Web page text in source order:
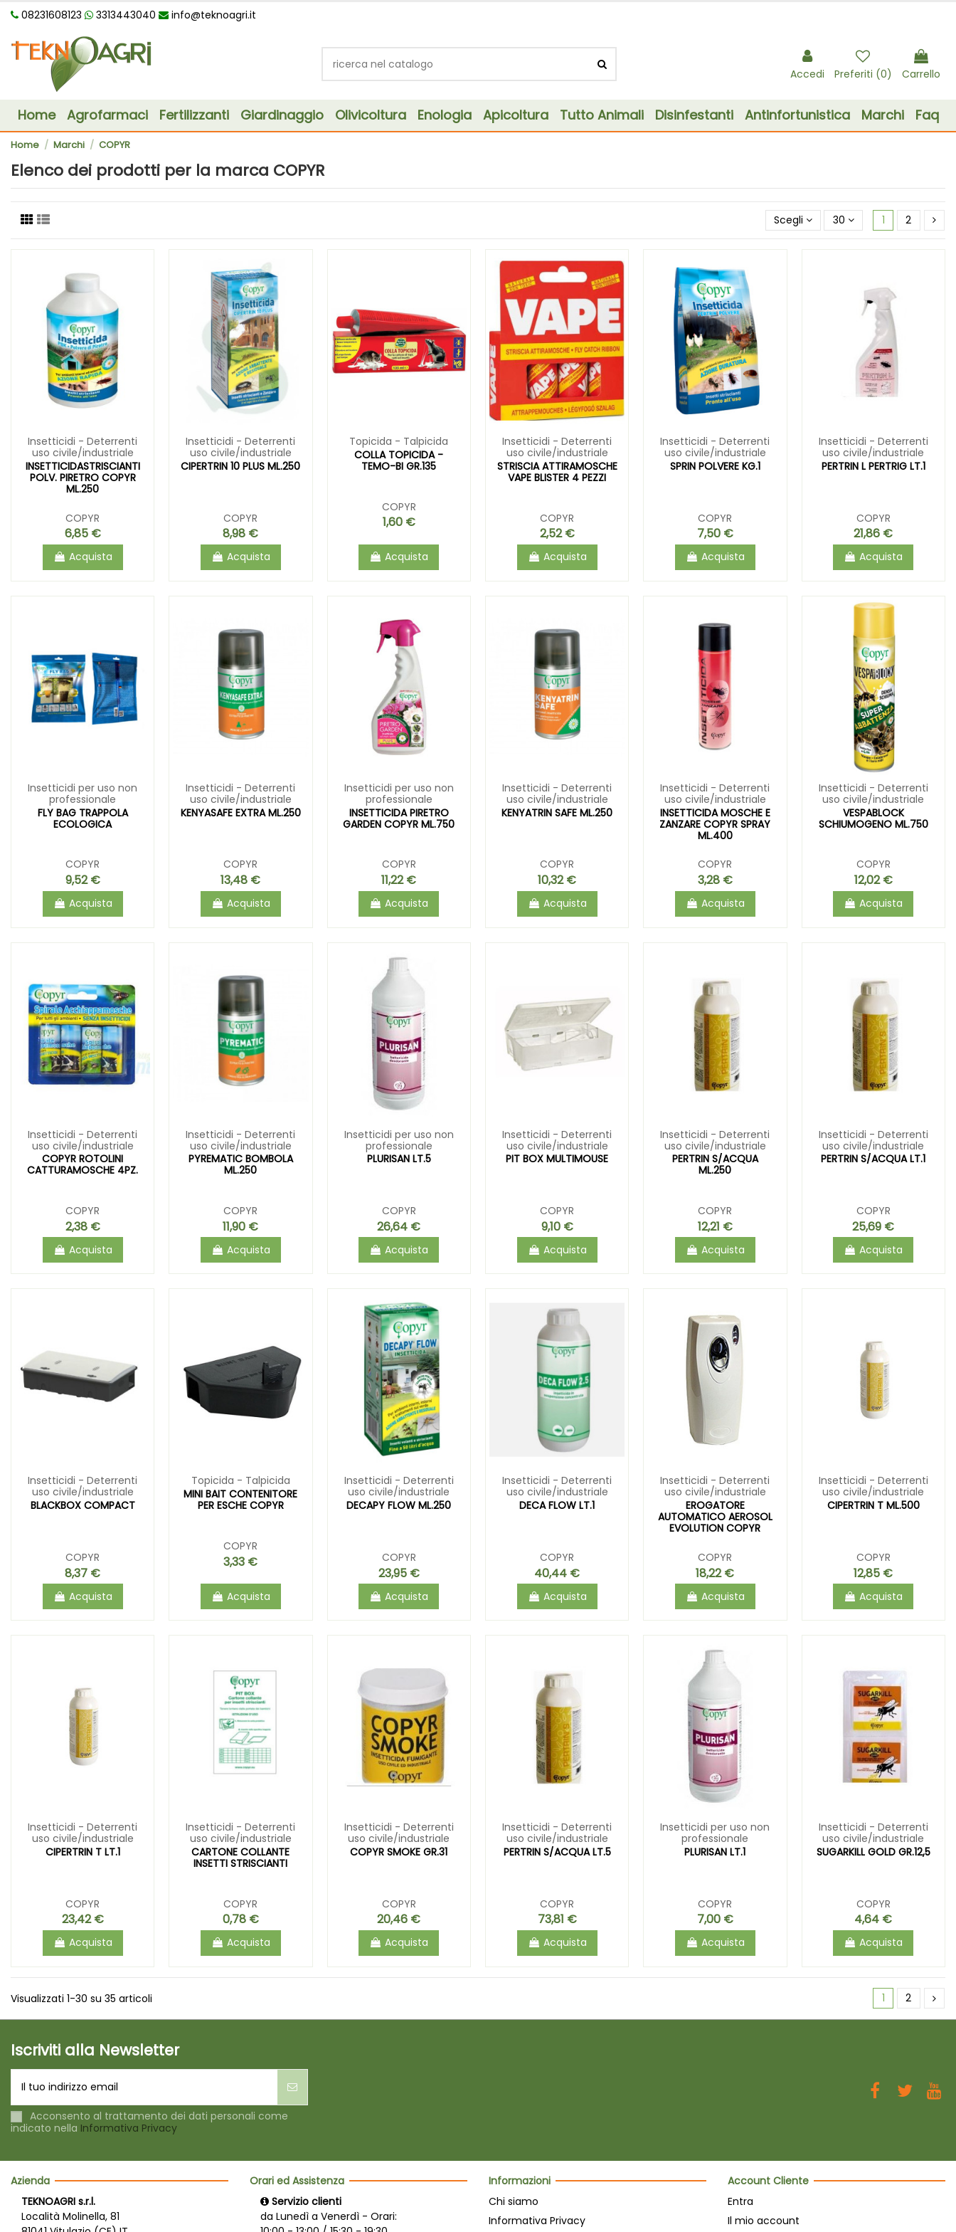
08231608123 3313443040 info@teknoagri.it
Accedi Preferiti (0) Carrello
Home Agrofarmaci Fertilizzanti Giardinaggio Olivicoltura Enologia Apicoltura Tutto Animali Disinfestanti Antinfortunistica Marchi Faq
Home Marchi COPYR
Elenco dei prodotti per la marca COPYR
Scegli 30 1 2
Insetticidi - Deterrenti
uso civile/industriale
INSETTICIDASTRISCIANTI
POLV. PIRETRO COPYR
ML.250
COPYR
6,85 €
Acquista
Insetticidi - Deterrenti
uso civile/industriale
CIPERTRIN 10 PLUS ML.250
COPYR
8,98 €
Acquista
Topicida - Talpicida
COLLA TOPICIDA -
TEMO-BI GR.135
COPYR
1,60 €
Acquista
Insetticidi - Deterrenti
uso civile/industriale
STRISCIA ATTIRAMOSCHE
VAPE BLISTER 4 PEZZI
COPYR
2,52 €
Acquista
Insetticidi - Deterrenti
uso civile/industriale
SPRIN POLVERE KG.1
COPYR
7,50 €
Acquista
Insetticidi - Deterrenti
uso civile/industriale
PERTRIN L PERTRIG LT.1
COPYR
21,86 €
Acquista
Insetticidi per uso non
professionale
FLY BAG TRAPPOLA
ECOLOGICA
COPYR
9,52 €
Acquista
Insetticidi - Deterrenti
uso civile/industriale
KENYASAFE EXTRA ML.250
COPYR
13,48 €
Acquista
Insetticidi per uso non
professionale
INSETTICIDA PIRETRO
GARDEN COPYR ML.750
COPYR
11,22 €
Acquista
Insetticidi - Deterrenti
uso civile/industriale
KENYATRIN SAFE ML.250
COPYR
10,32 €
Acquista
Insetticidi - Deterrenti
uso civile/industriale
INSETTICIDA MOSCHE E
ZANZARE COPYR SPRAY
ML.400
COPYR
3,28 €
Acquista
Insetticidi - Deterrenti
uso civile/industriale
VESPABLOCK
SCHIUMOGENO ML.750
COPYR
12,02 €
Acquista
Insetticidi - Deterrenti
uso civile/industriale
COPYR ROTOLINI
CATTURAMOSCHE 4PZ.
COPYR
2,38 €
Acquista
Insetticidi - Deterrenti
uso civile/industriale
PYREMATIC BOMBOLA
ML.250
COPYR
11,90 €
Acquista
Insetticidi per uso non
professionale
PLURISAN LT.5
COPYR
26,64 €
Acquista
Insetticidi - Deterrenti
uso civile/industriale
PIT BOX MULTIMOUSE
COPYR
9,10 €
Acquista
Insetticidi - Deterrenti
uso civile/industriale
PERTRIN S/ACQUA
ML.250
COPYR
12,21 €
Acquista
Insetticidi - Deterrenti
uso civile/industriale
PERTRIN S/ACQUA LT.1
COPYR
25,69 €
Acquista
Insetticidi - Deterrenti
uso civile/industriale
BLACKBOX COMPACT
COPYR
8,37 €
Acquista
Topicida - Talpicida
MINI BAIT CONTENITORE
PER ESCHE COPYR
COPYR
3,33 €
Acquista
Insetticidi - Deterrenti
uso civile/industriale
DECAPY FLOW ML.250
COPYR
23,95 €
Acquista
Insetticidi - Deterrenti
uso civile/industriale
DECA FLOW LT.1
COPYR
40,44 €
Acquista
Insetticidi - Deterrenti
uso civile/industriale
EROGATORE
AUTOMATICO AEROSOL
EVOLUTION COPYR
COPYR
18,22 €
Acquista
Insetticidi - Deterrenti
uso civile/industriale
CIPERTRIN T ML.500
COPYR
12,85 €
Acquista
Insetticidi - Deterrenti
uso civile/industriale
CIPERTRIN T LT.1
COPYR
23,42 €
Acquista
Insetticidi - Deterrenti
uso civile/industriale
CARTONE COLLANTE
INSETTI STRISCIANTI
COPYR
0,78 €
Acquista
Insetticidi - Deterrenti
uso civile/industriale
COPYR SMOKE GR.31
COPYR
20,46 €
Acquista
Insetticidi - Deterrenti
uso civile/industriale
PERTRIN S/ACQUA LT.5
COPYR
73,81 €
Acquista
Insetticidi per uso non
professionale
PLURISAN LT.1
COPYR
7,00 €
Acquista
Insetticidi - Deterrenti
uso civile/industriale
SUGARKILL GOLD GR.12,5
COPYR
4,64 €
Acquista
Visualizzati 1-30 su 35 articoli 1 2
Iscriviti alla Newsletter
Acconsento al trattamento dei dati personali come
indicato nella Informativa Privacy
Azienda
TEKNOAGRI s.r.l.
Località Molinella, 81
Orari ed Assistenza
Servizio clienti
da Lunedì a Venerdì - Orari:
Informazioni
Chi siamo
Informativa Privacy
Account Cliente
Entra
Il mio account